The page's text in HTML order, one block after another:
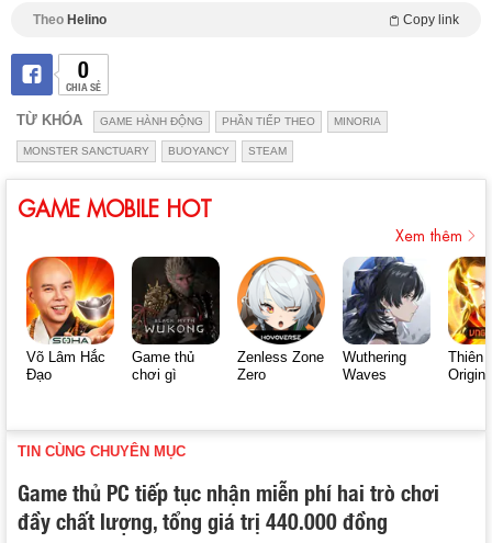
Theo Helino Copy link
0
CHIA SẺ
TỪ KHÓA GAME HÀNH ĐỘNG PHẦN TIẾP THEO MINORIA
MONSTER SANCTUARY BUOYANCY STEAM
GAME MOBILE HOT
Xem thêm
Võ Lâm Hắc
Đạo
Game thủ
chơi gì
Zenless Zone
Zero
Wuthering
Waves
Thiên
Origin
TIN CÙNG CHUYÊN MỤC
Game thủ PC tiếp tục nhận miễn phí hai trò chơi
đầy chất lượng, tổng giá trị 440.000 đồng